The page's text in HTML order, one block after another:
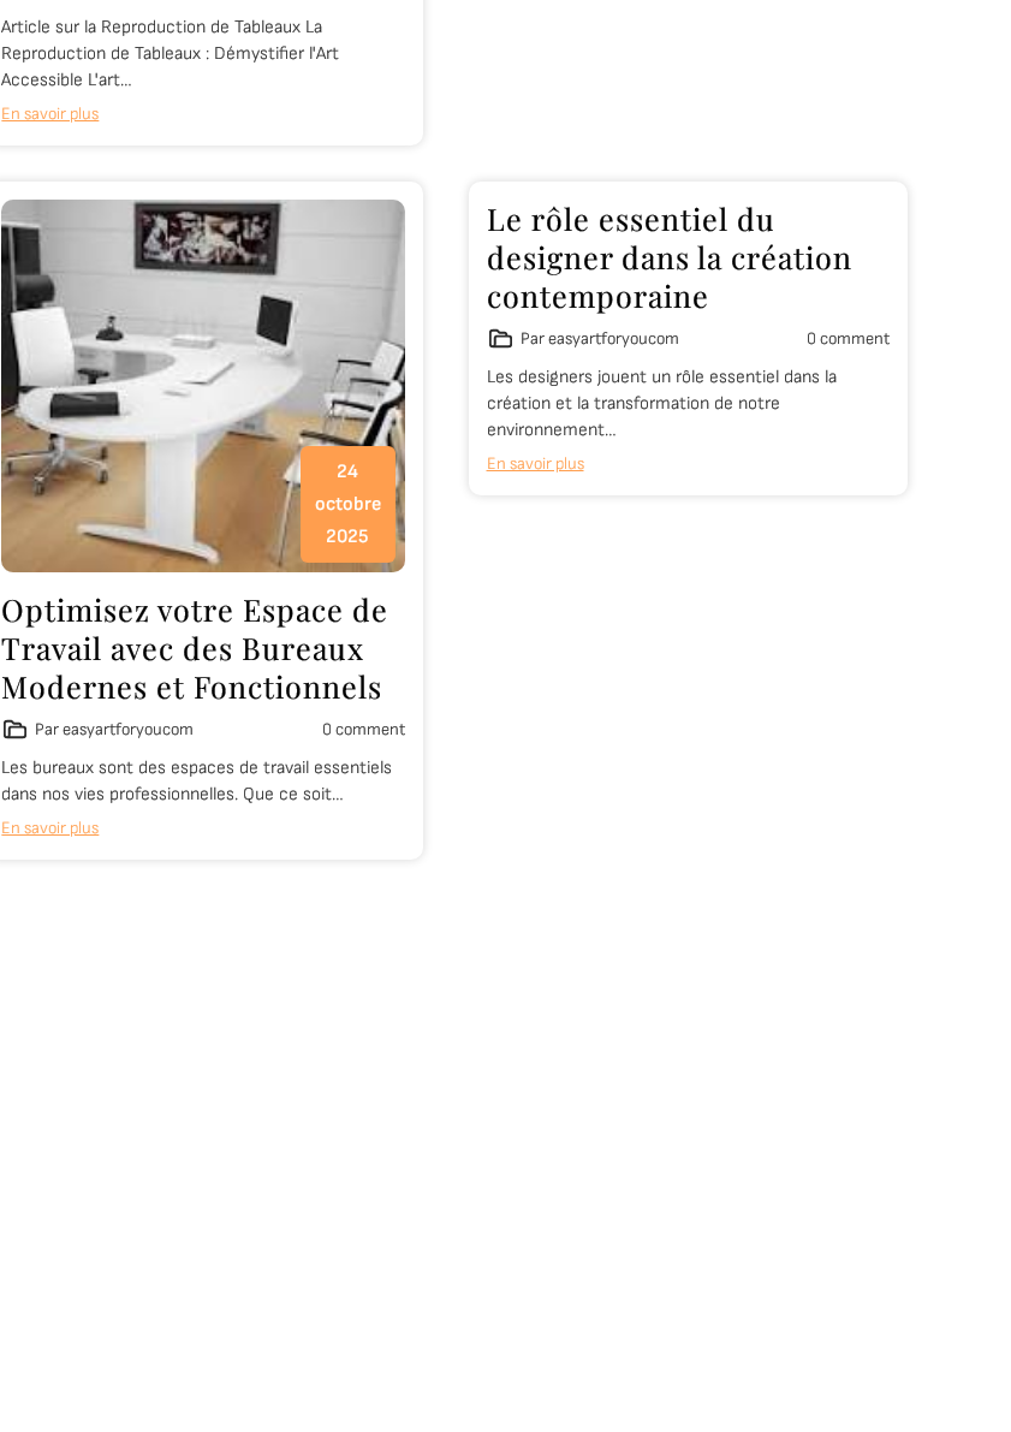
Article sur la Reproduction de Tableaux La
Reproduction de Tableaux : Démystifier l'Art
Accessible L'art…
En savoir plus
24
octobre
2025
Optimisez votre Espace de
Travail avec des Bureaux
Modernes et Fonctionnels
Par easyartforyoucom 0 comment
Les bureaux sont des espaces de travail essentiels
dans nos vies professionnelles. Que ce soit…
En savoir plus
Le rôle essentiel du
designer dans la création
contemporaine
Par easyartforyoucom 0 comment
Les designers jouent un rôle essentiel dans la
création et la transformation de notre
environnement…
En savoir plus